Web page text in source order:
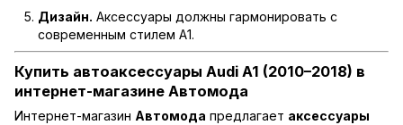
Дизайн. Аксессуары должны гармонировать с
современным стилем A1.
Купить автоаксессуары Audi A1 (2010–2018) в
интернет-магазине Автомода
Интернет-магазин Автомода предлагает аксессуары